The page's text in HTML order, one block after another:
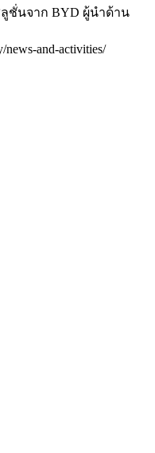
ชั่นจาก BYD ผู้นำด้าน
news-and-activities/